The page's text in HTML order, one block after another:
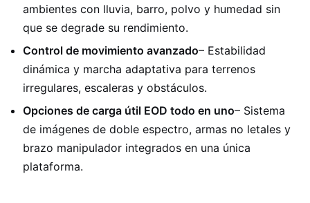
ambientes con lluvia, barro, polvo y humedad sin
que se degrade su rendimiento.
Control de movimiento avanzado– Estabilidad
dinámica y marcha adaptativa para terrenos
irregulares, escaleras y obstáculos.
Opciones de carga útil EOD todo en uno– Sistema
de imágenes de doble espectro, armas no letales y
brazo manipulador integrados en una única
plataforma.